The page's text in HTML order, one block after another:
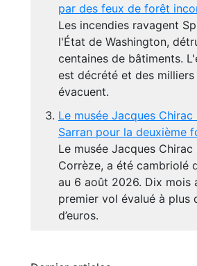
par des feux de forêt
Les incendies ravagent
l'État de Washington,
centaines de bâtiments.
est décrété et des
évacuent.
Le musée Jacques
Sarran pour la deuxième
Le musée Jacques Chirac
Corrèze, a été cambriolé
au 6 août 2026. Dix mois
premier vol évalué à plus
d’euros.